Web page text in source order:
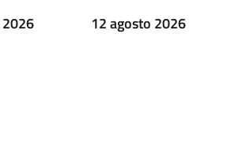
12 agosto 2026